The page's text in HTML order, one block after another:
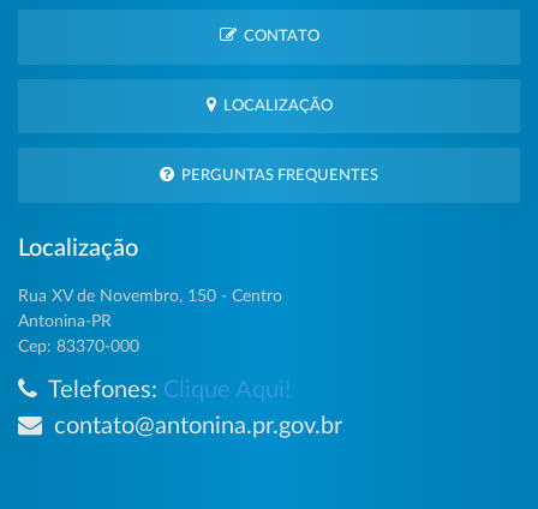
CONTATO
LOCALIZAÇÃO
PERGUNTAS FREQUENTES
Localização
Rua XV de Novembro, 150 - Centro
Antonina-PR
Cep: 83370-000
Telefones: Clique Aqui!
contato@antonina.pr.gov.br